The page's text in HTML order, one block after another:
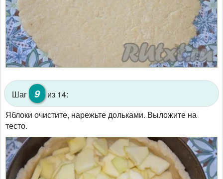
Шаг 9
из 14:
Яблоки очистите, нарежьте дольками. Выложите на
тесто.